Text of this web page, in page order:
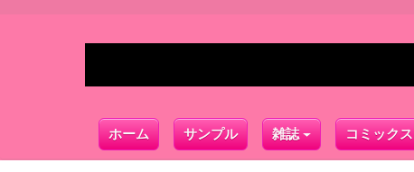
ホーム サンプル 雑誌 コミックス